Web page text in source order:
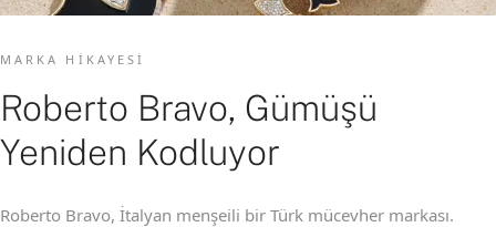
MARKA HIKAYESI
Roberto Bravo, Gümüşü
Yeniden Kodluyor
Roberto Bravo, İtalyan menşeili bir Türk mücevher markası.